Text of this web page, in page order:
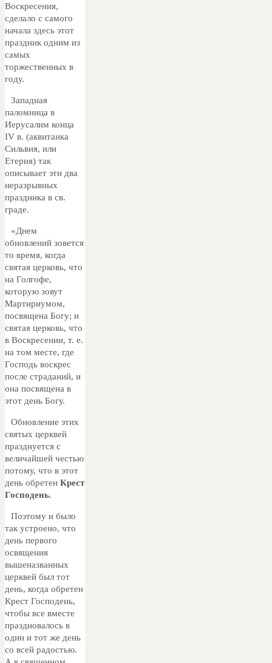
Воскресения,
сделало с самого
начала здесь этот
праздник одним из
самых
торжественных в
году.
Западная
паломница в
Иерусалим конца
IV в. (аквитанка
Сильвия, или
Етерия) так
описывает эти два
неразрывных
праздника в св.
граде.
«Днем
обновлений зовется
то время, когда
святая церковь, что
на Голгофе,
которую зовут
Мартириумом,
посвящена Богу; и
святая церковь, что
в Воскресении, т. е.
на том месте, где
Господь воскрес
после страданий, и
она посвящена в
этот день Богу.
Обновление этих
святых церквей
празднуется с
величайшей честью
потому, что в этот
день обретен Крест
Господень.
Поэтому и было
так устроено, что
день первого
освящения
вышеназванных
церквей был тот
день, когда обретен
Крест Господень,
чтобы все вместе
праздновалось в
один и тот же день
со всей радостью.